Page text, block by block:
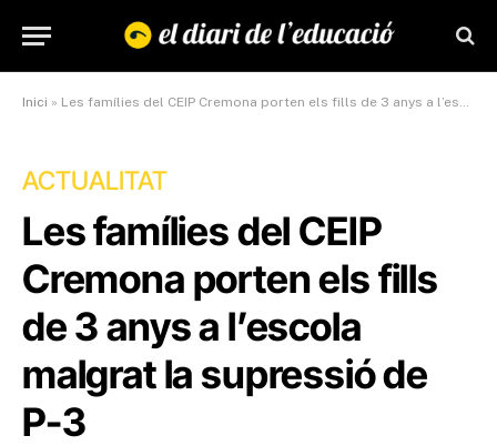
Inici » Les famílies del CEIP Cremona porten els fills de 3 anys a l’escola malgrat la supressió de P-3
ACTUALITAT
Les famílies del CEIP
Cremona porten els fills
de 3 anys a l’escola
malgrat la supressió de
P-3